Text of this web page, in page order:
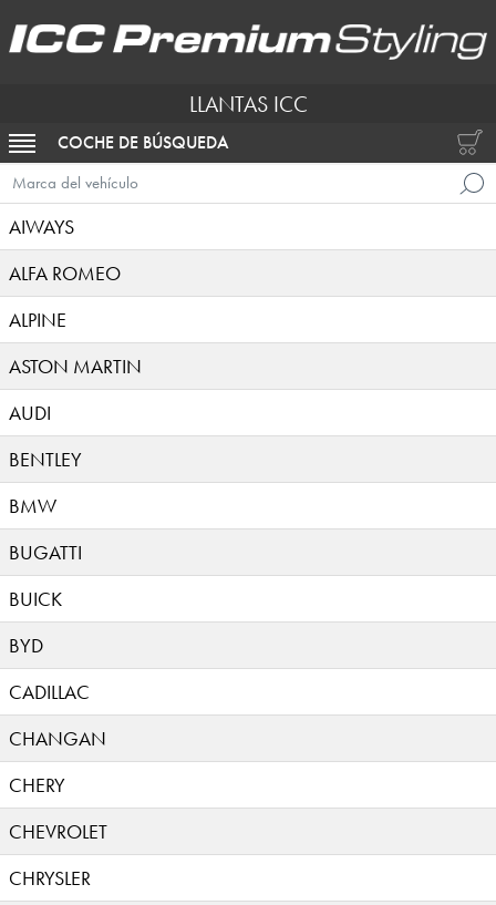
LLANTAS ICC
ACTIVAR NAVEGACIÓN
COCHE DE BÚSQUEDA
Marca del vehículo
AIWAYS
ALFA ROMEO
ALPINE
ASTON MARTIN
AUDI
BENTLEY
BMW
BUGATTI
BUICK
BYD
CADILLAC
CHANGAN
CHERY
CHEVROLET
CHRYSLER